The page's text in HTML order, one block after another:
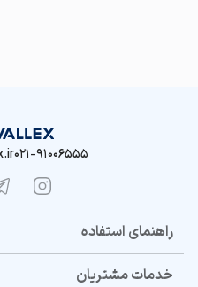
021-91006555
راهنمای استفاده
خدمات مشتریان